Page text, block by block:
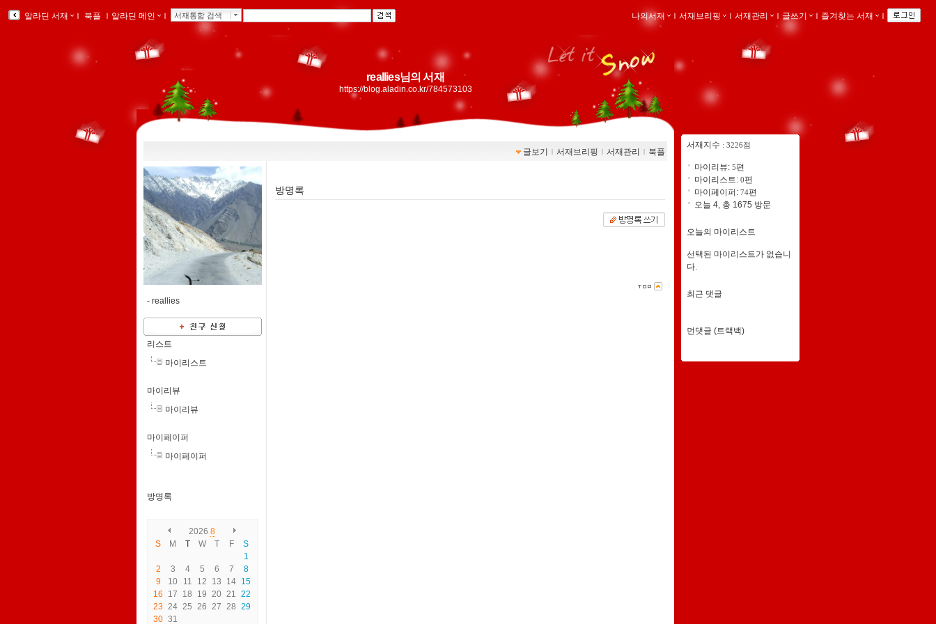
알라딘 서재 ｌ 북플 ｌ 알라딘 메인 ｌ 서재통합 검색 나의서재 ｌ 서재브리핑 ｌ 서재관리 ｌ 글쓰기 ｌ 즐겨찾는 서재 ｌ
reallies님의 서재
https://blog.aladin.co.kr/784573103
글보기 ｌ 서재브리핑 ｌ 서재관리 ｌ 북플
- reallies
리스트
마이리스트
마이리뷰
마이리뷰
마이페이퍼
마이페이퍼
방명록
2026 8
S
M T W T F
S
1
2
3 4 5 6 7
8
9
10 11 12 13 14 15
16
17 18 19 20 21 22
23 24 25 26 27 28 29
30 31
방명록
서재지수 : 3226점
마이리뷰: 5편
마이리스트: 0편
마이페이퍼: 74편
오늘 4, 총 1675 방문
오늘의 마이리스트
선택된 마이리스트가 없습니
다.
최근 댓글
먼댓글 (트랙백)